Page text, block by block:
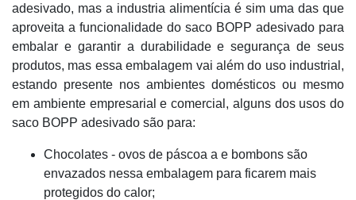
adesivado, mas a industria alimentícia é sim uma das que
aproveita a funcionalidade do saco BOPP adesivado para
embalar e garantir a durabilidade e segurança de seus
produtos, mas essa embalagem vai além do uso industrial,
estando presente nos ambientes domésticos ou mesmo
em ambiente empresarial e comercial, alguns dos usos do
saco BOPP adesivado são para:
Chocolates - ovos de páscoa a e bombons são
envazados nessa embalagem para ficarem mais
protegidos do calor;